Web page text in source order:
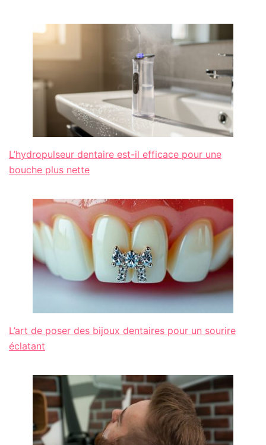
L’hydropulseur dentaire est-il efficace pour une
bouche plus nette
L’art de poser des bijoux dentaires pour un sourire
éclatant